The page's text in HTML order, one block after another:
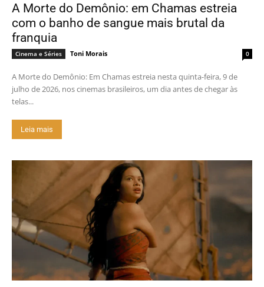
A Morte do Demônio: em Chamas estreia
com o banho de sangue mais brutal da
franquia
Cinema e Séries Toni Morais 0
A Morte do Demônio: Em Chamas estreia nesta quinta-feira, 9 de
julho de 2026, nos cinemas brasileiros, um dia antes de chegar às
telas...
Leia mais